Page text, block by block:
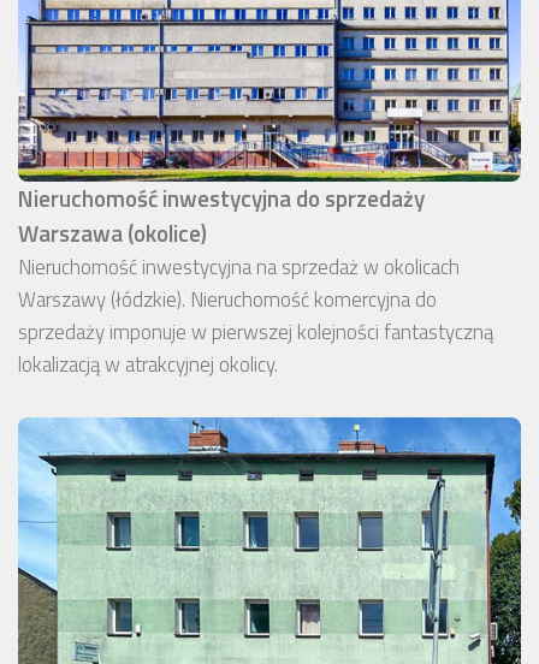
Nieruchomość inwestycyjna do sprzedaży
Warszawa (okolice)
Nieruchomość inwestycyjna na sprzedaż w okolicach
Warszawy (łódzkie). Nieruchomość komercyjna do
sprzedaży imponuje w pierwszej kolejności fantastyczną
lokalizacją w atrakcyjnej okolicy.